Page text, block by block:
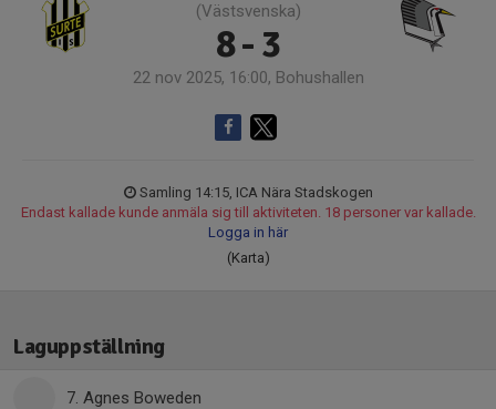
(Västsvenska)
8 - 3
22 nov 2025, 16:00, Bohushallen
Samling 14:15, ICA Nära Stadskogen
Endast kallade kunde anmäla sig till aktiviteten. 18 personer var kallade.
Logga in här
(Karta)
Laguppställning
7. Agnes Boweden